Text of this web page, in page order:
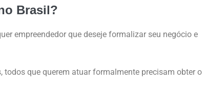
Brasil?
empreendedor que deseje formalizar seu negócio e
todos que querem atuar formalmente precisam obter o